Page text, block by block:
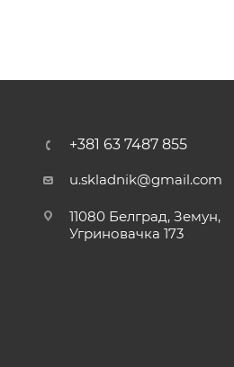
+381 63 7487 855
u.skladnik@gmail.com
11080 Белград, Земун,
Угриновачка 173